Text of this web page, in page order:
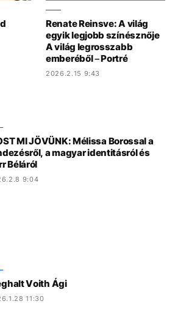
Renate Reinsve: A világ
egyik legjobb színésznője
A világ legrosszabb
emberéből – Portré
2026.2.15 9:43
MI JÖVÜNK: Mélissa Borossal a
a magyar identitásról és
Béláról
9:04
Voith Ági
11:30